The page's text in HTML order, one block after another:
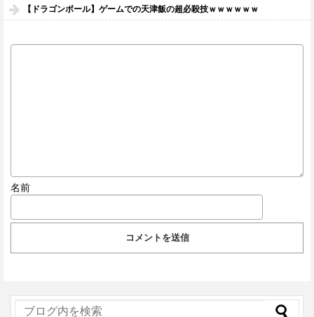
【ドラゴンボール】ゲームでの天津飯の超必殺技ｗｗｗｗｗｗ
名前